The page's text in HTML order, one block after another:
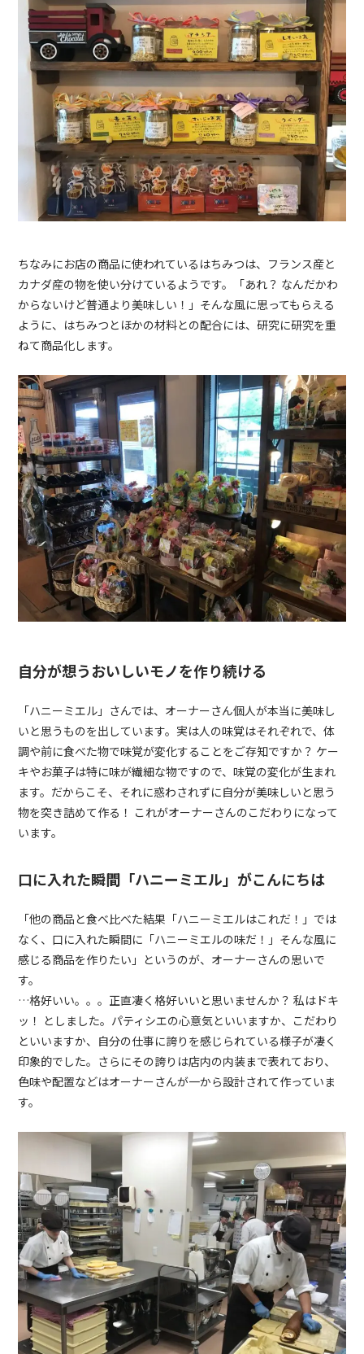
ちなみにお店の商品に使われているはちみつは、フランス産と
カナダ産の物を使い分けているようです。「あれ？ なんだかわ
からないけど普通より美味しい！」そんな風に思ってもらえる
ように、はちみつとほかの材料との配合には、研究に研究を重
ねて商品化します。
自分が想うおいしいモノを作り続ける
「ハニーミエル」さんでは、オーナーさん個人が本当に美味し
いと思うものを出しています。実は人の味覚はそれぞれで、体
調や前に食べた物で味覚が変化することをご存知ですか？ ケー
キやお菓子は特に味が繊細な物ですので、味覚の変化が生まれ
ます。だからこそ、それに惑わされずに自分が美味しいと思う
物を突き詰めて作る！ これがオーナーさんのこだわりになって
います。
口に入れた瞬間「ハニーミエル」がこんにちは
「他の商品と食べ比べた結果「ハニーミエルはこれだ！」では
なく、口に入れた瞬間に「ハニーミエルの味だ！」そんな風に
感じる商品を作りたい」というのが、オーナーさんの思いで
す。
…格好いい。。。正直凄く格好いいと思いませんか？ 私はドキ
ッ！ としました。パティシエの心意気といいますか、こだわり
といいますか、自分の仕事に誇りを感じられている様子が凄く
印象的でした。さらにその誇りは店内の内装まで表れており、
色味や配置などはオーナーさんが一から設計されて作っていま
す。